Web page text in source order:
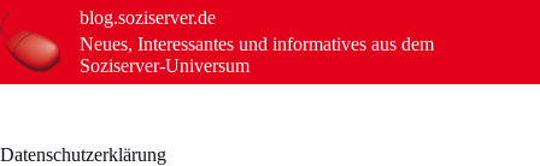
Zum
Inhalt
springen
blog.soziserver.de
Neues, Interessantes und informatives aus dem
Soziserver-Universum
Datenschutzerklärung